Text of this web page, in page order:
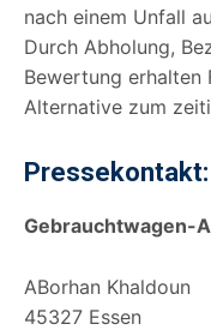
nach einem Unfall
Durch Abholung,
Bewertung erhalten
Alternative zum
Pressekontakt:
Gebrauchtwagen-
ABorhan Khaldoun
45327 Essen